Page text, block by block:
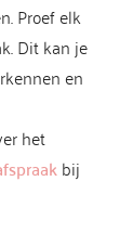
Proef elk
Dit kan je
en
het
bij